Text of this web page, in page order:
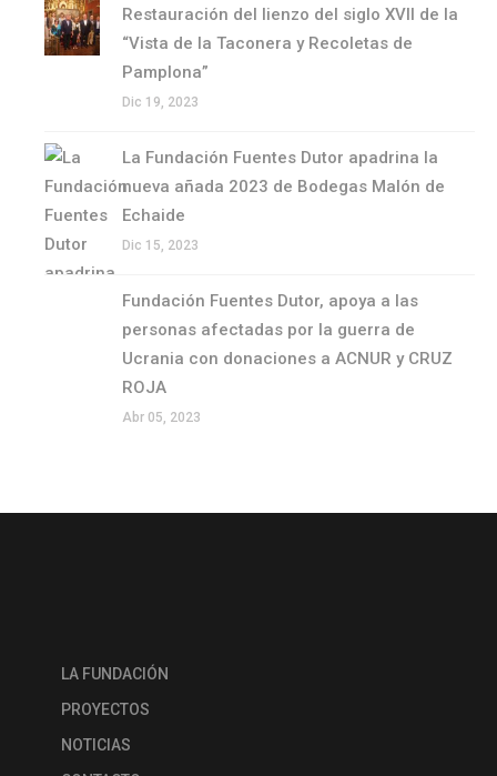
Restauración del lienzo del siglo XVII de la
“Vista de la Taconera y Recoletas de
Pamplona”
Dic 19, 2023
La Fundación Fuentes Dutor apadrina la
nueva añada 2023 de Bodegas Malón de
Echaide
Dic 15, 2023
Fundación Fuentes Dutor, apoya a las
personas afectadas por la guerra de
Ucrania con donaciones a ACNUR y CRUZ
ROJA
Abr 05, 2023
LA FUNDACIÓN
PROYECTOS
NOTICIAS